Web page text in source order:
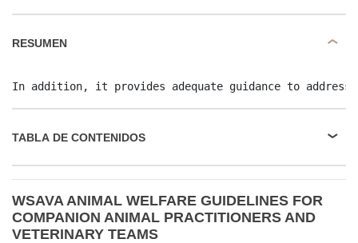
RESUMEN
In addition, it provides adequate guidance to
TABLA DE CONTENIDOS
WSAVA ANIMAL WELFARE GUIDELINES FOR
COMPANION ANIMAL PRACTITIONERS AND
VETERINARY TEAMS